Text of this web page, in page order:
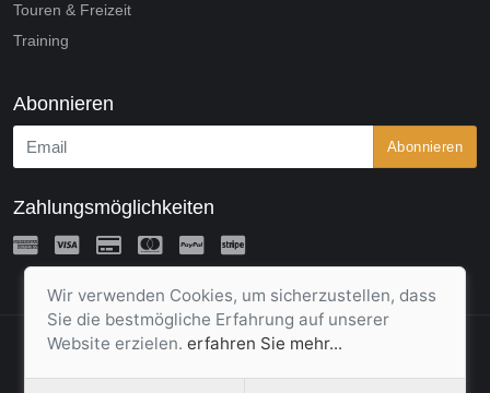
Touren & Freizeit
Training
Abonnieren
Abonnieren
Zahlungsmöglichkeiten
2020 © Beyond Move (Unique Concepts GmbH)
Wir verwenden Cookies, um sicherzustellen, dass
Sie die bestmögliche Erfahrung auf unserer
Website erzielen.erfahren Sie mehr...